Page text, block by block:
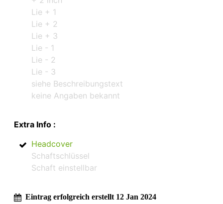
Lie + 1
Lie + 2
Lie + 3
Lie - 1
Lie - 2
Lie - 3
siehe Beschreibungstext
keine Angaben bekannt
Extra Info :
Headcover
Schaftschlüssel
Schaft einstellbar
Eintrag erfolgreich erstellt 12 Jan 2024